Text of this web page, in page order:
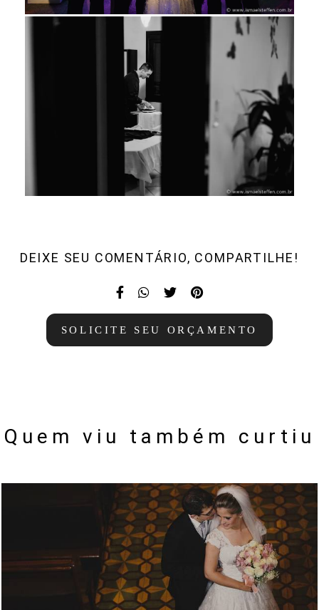
DEIXE SEU COMENTÁRIO, COMPARTILHE!
SOLICITE SEU ORÇAMENTO
Quem viu também curtiu